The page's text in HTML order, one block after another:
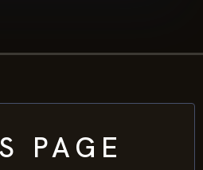
PAGE